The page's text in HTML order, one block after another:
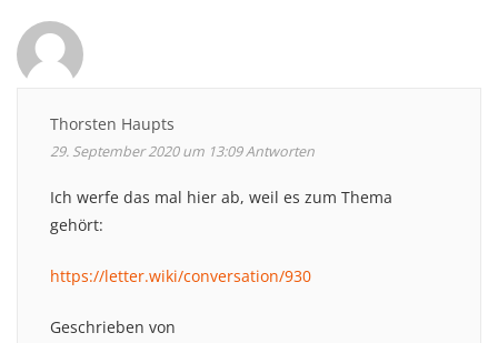
Thorsten Haupts
29. September 2020 um 13:09Antworten
Ich werfe das mal hier ab, weil es zum Thema
gehört:
https://letter.wiki/conversation/930
Geschrieben von